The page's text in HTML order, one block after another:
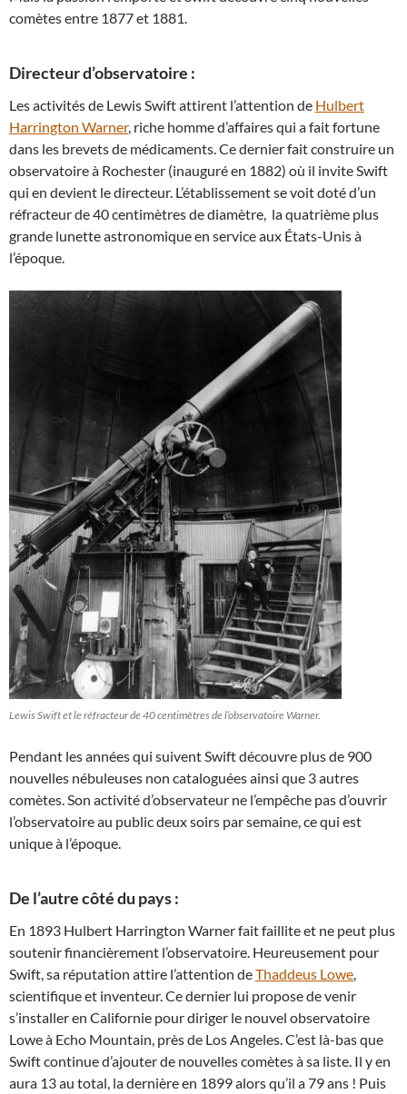
comètes entre 1877 et 1881.
Directeur d’observatoire :
Les activités de Lewis Swift attirent l’attention de Hulbert
Harrington Warner, riche homme d’affaires qui a fait fortune
dans les brevets de médicaments. Ce dernier fait construire un
observatoire à Rochester (inauguré en 1882) où il invite Swift
qui en devient le directeur. L’établissement se voit doté d’un
réfracteur de 40 centimètres de diamètre, la quatrième plus
grande lunette astronomique en service aux États-Unis à
l’époque.
Lewis Swift et le réfracteur de 40 centimètres de l’observatoire Warner.
Pendant les années qui suivent Swift découvre plus de 900
nouvelles nébuleuses non cataloguées ainsi que 3 autres
comètes. Son activité d’observateur ne l’empêche pas d’ouvrir
l’observatoire au public deux soirs par semaine, ce qui est
unique à l’époque.
De l’autre côté du pays :
En 1893 Hulbert Harrington Warner fait faillite et ne peut plus
soutenir financièrement l’observatoire. Heureusement pour
Swift, sa réputation attire l’attention deThaddeus Lowe,
scientifique et inventeur. Ce dernier lui propose de venir
s’installer en Californie pour diriger le nouvel observatoire
Lowe à Echo Mountain, près de Los Angeles. C’est là-bas que
Swift continue d’ajouter de nouvelles comètes à sa liste. Il y en
aura 13 au total, la dernière en 1899 alors qu’il a 79 ans ! Puis